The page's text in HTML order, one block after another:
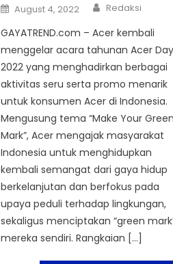
Posted
on
August 4, 2022 Author
Redaksi
GAYATREND.com – Acer kembali
menggelar acara tahunan Acer
2022 yang menghadirkan berbagai
aktivitas seru serta promo menarik
untuk konsumen Acer di Indonesia.
Mengusung tema “Make Your
Mark”, Acer mengajak masyarakat
Indonesia untuk menghidupkan
kembali semangat dari gaya hidup
berkelanjutan dan berfokus pada
upaya peduli terhadap lingkungan,
sekaligus menciptakan “green
mereka sendiri. Rangkaian […]